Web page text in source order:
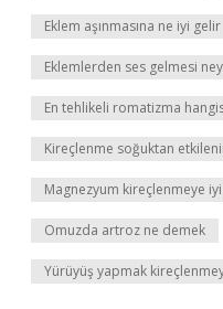
Eklem aşınmasına ne iyi gelir
Eklemlerden ses gelmesi
En tehlikeli romatizma
Kireçlenme soğuktan
Magnezyum kireçlenmeye
Omuzda artroz ne demek
Yürüyüş yapmak